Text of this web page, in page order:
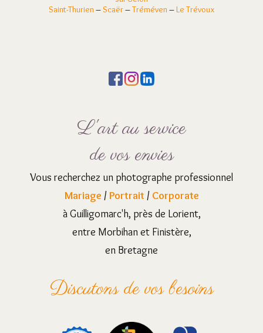
Saint-Thurien – Scaër–Tréméven –Le Trévoux
L'art au service
de vos envies
Vous recherchez un photographe professionnel
Mariage /Portrait / Corporate
à Guilligomarc'h, près de Lorient,
entre Morbihan et Finistère,
en Bretagne
Discutons de vos besoins